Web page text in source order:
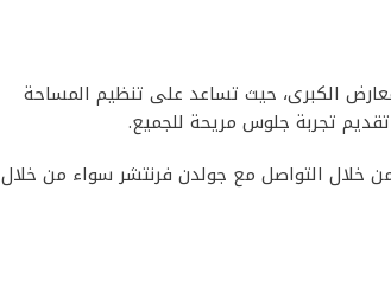
الكبرى، حيث تساعد على تنظيم المساحة
تقديم تجربة جلوس مريحة للجميع.
من خلال التواصل مع جولدن فرنتشر سواء من خلال